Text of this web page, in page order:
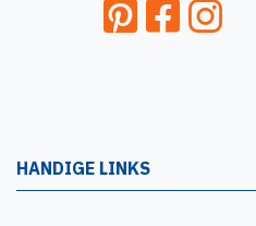
HANDIGE LINKS